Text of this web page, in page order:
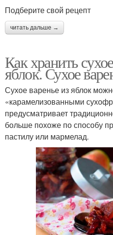
Подберите свой рецепт
читать дальше →
Как хранить
яблок. Сухое
Сухое варенье из яблок
«карамелизованными
предусматривает
больше похоже по способу
пастилу или мармелад.